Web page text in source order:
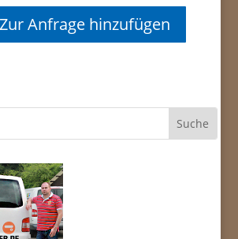
Zur Anfrage hinzufügen